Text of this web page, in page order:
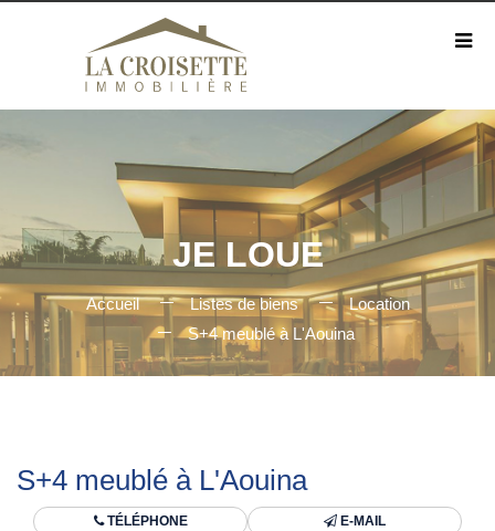
JE LOUE
Accueil Listes de biens
Location
S+4 meublé à L'Aouina
S+4 meublé à L'Aouina
TÉLÉPHONE E-MAIL